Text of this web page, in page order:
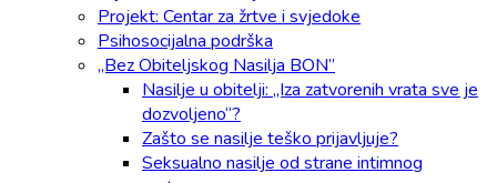
Projekt: Centar za žrtve i svjedoke
Psihosocijalna podrška
„Bez Obiteljskog Nasilja BON”
Nasilje u obitelji: „Iza zatvorenih vrata sve je
dozvoljeno“?
Zašto se nasilje teško prijavljuje?
Seksualno nasilje od strane intimnog